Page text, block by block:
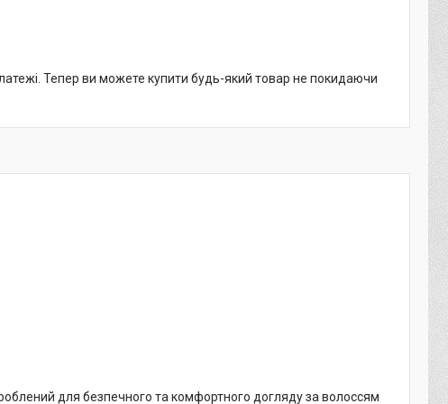
Тепер ви можете купити будь-який товар не покидаючи
для безпечного та комфортного догляду за волоссям